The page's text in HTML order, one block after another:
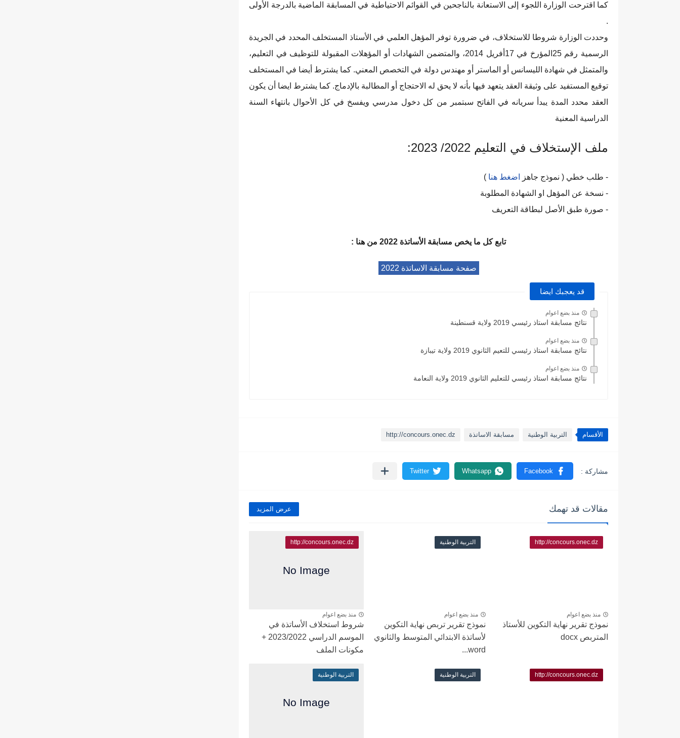
كما اقترحت الوزارة اللجوء إلى الاستعانة بالناجحين في القوائم الاحتياطية في المسابقة الماضية بالدرجة الأولى
.
وحددت الوزارة شروطا للاستخلاف، في ضرورة توفر المؤهل العلمي في الأستاذ المستخلف المحدد في الجريدة
الرسمية رقم 25المؤرخ في 17أفريل 2014، والمتضمن الشهادات أو المؤهلات المقبولة للتوظيف في التعليم،
والمتمثل في شهادة الليسانس أو الماستر أو مهندس دولة في التخصص المعني. كما يشترط أيضا في المستخلف
توقيع المستفيد على وثيقة العقد يتعهد فيها بأنه لا يحق له الاحتجاج أو المطالبة بالإدماج. كما يشترط ايضا أن يكون
العقد محدد المدة يبدأ سريانه في الفاتح سبتمبر من كل دخول مدرسي ويفسخ في كل الأحوال بانتهاء السنة
الدراسية المعنية
ملف الإستخلاف في التعليم 2022/ 2023:
- طلب خطي ( نموذج جاهز اضغط هنا )
- نسخة عن المؤهل او الشهادة المطلوبة
- صورة طبق الأصل لبطاقة التعريف
تابع كل ما يخص مسابقة الأساتذة 2022 من هنا :
صفحة مسابقة الاساتذة 2022
قد يعجبك ايضا
منذ بضع اعوام
نتائج مسابقة استاذ رئيسي 2019 ولاية قسنطينة
منذ بضع اعوام
نتائج مسابقة استاذ رئيسي للتعيم الثانوي 2019 ولاية تيبازة
منذ بضع اعوام
نتائج مسابقة استاذ رئيسي للتعليم الثانوي 2019 ولاية النعامة
الأقسام التربية الوطنية مسابقة الاساتذة http://concours.onec.dz
مقالات قد تهمك عرض المزيد
http://concours.onec.dz
منذ بضع اعوام
نموذج تقرير نهاية التكوين للأستاذ
المتربص docx
التربية الوطنية
منذ بضع اعوام
نموذج تقرير تربص نهاية التكوين
لأساتذة الابتدائي المتوسط والثانوي
word...
http://concours.onec.dz
منذ بضع اعوام
شروط استخلاف الأساتذة في
الموسم الدراسي 2023/2022 +
مكونات الملف
http://concours.onec.dz التربية الوطنية التربية الوطنية